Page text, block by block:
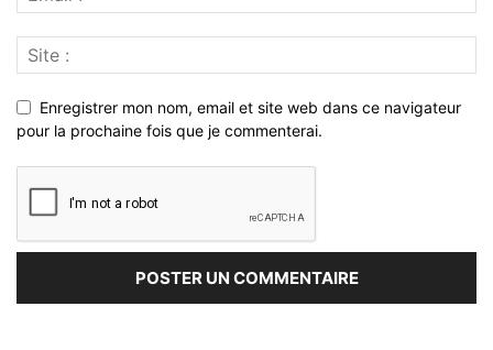
Enregistrer mon nom, email et site web dans ce navigateur
pour la prochaine fois que je commenterai.